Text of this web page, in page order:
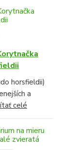
horsfieldii)
a
celé